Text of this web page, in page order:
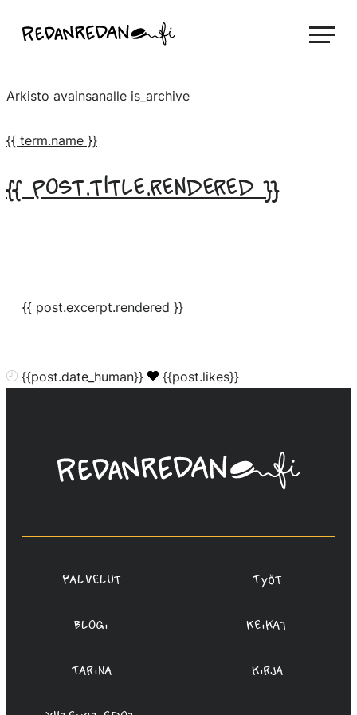
suoraan
Linda Saukko-Rauta, Redanredan Oy
piirrosvideoita
Arkisto avainsanalle is_archive
{{ term.name }}
{{ post.title.rendered }}
{{ post.excerpt.rendered }}
{{post.date_human}} {{post.likes}}
Linda
Saukko-
Oy
Palvelut Työt
Blogi Keikat
Tarina Kirja